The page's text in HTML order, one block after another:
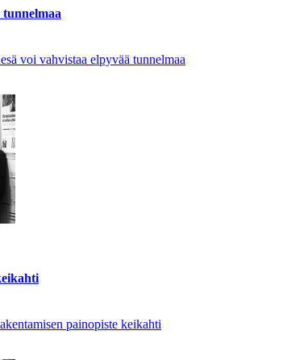
tunnelmaa
voi vahvistaa elpyvää tunnelmaa
painopiste keikahti